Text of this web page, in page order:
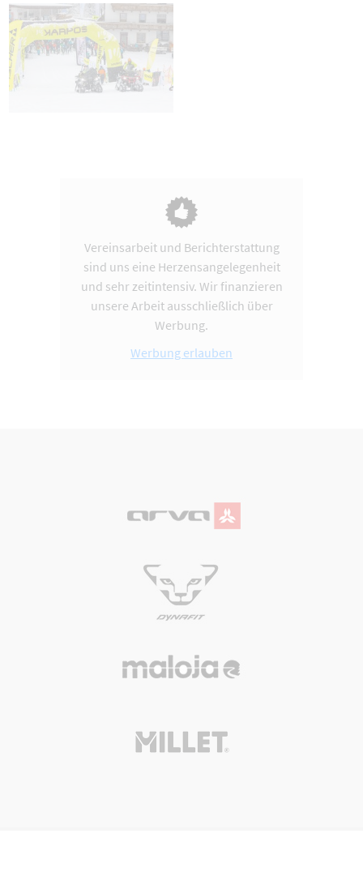
Vereinsarbeit und Berichterstattung
sind uns eine Herzensangelegenheit
und sehr zeitintensiv. Wir finanzieren
unsere Arbeit ausschließlich über
Werbung.
Werbung erlauben